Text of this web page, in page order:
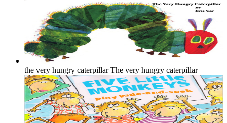
the very hungry caterpillar The very hungry caterpillar